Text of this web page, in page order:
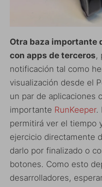
Otra baza importante
con apps de terceros,
notificación tal como
visualización desde el
un par de aplicaciones
importante RunKeeper.
permitirá ver el tiempo
ejercicio directamente
darlo por finalizado o
botones. Como esto
desarrolladores,